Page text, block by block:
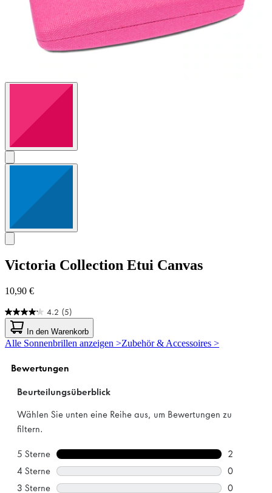
Victoria Collection Etui Canvas
10,90 €
4.2 (5)
4.2
von
5
Sternen.
Bewertungen
In den Warenkorb
Alle Sonnenbrillen anzeigen >Zubehör & Accessoires >